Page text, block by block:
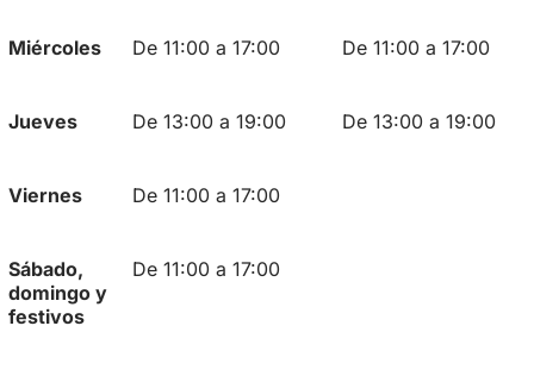
Miércoles De 11:00 a 17:00 De 11:00 a 17:00
Jueves De 13:00 a 19:00 De 13:00 a 19:00
Viernes De 11:00 a 17:00
Sábado,
domingo y
festivos
De 11:00 a 17:00